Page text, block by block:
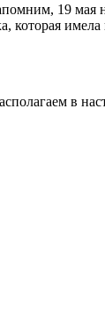
19 мая
в